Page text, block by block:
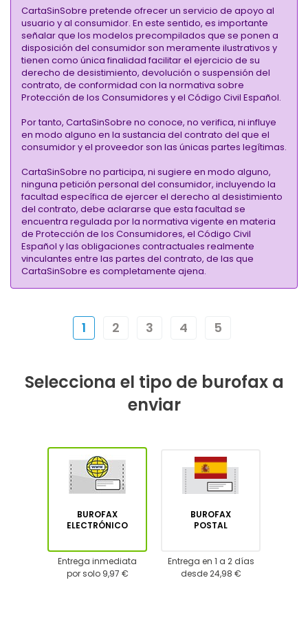
CartaSinSobre pretende ofrecer un servicio de apoyo al
usuario y al consumidor. En este sentido, es importante
señalar que los modelos precompilados que se ponen a
disposición del consumidor son meramente ilustrativos y
tienen como única finalidad facilitar el ejercicio de su
derecho de desistimiento, devolución o suspensión del
contrato, de conformidad con la normativa sobre
Protección de los Consumidores y el Código Civil Español.
Por tanto, CartaSinSobre no conoce, no verifica, ni influye
en modo alguno en la sustancia del contrato del que el
consumidor y el proveedor son las únicas partes legítimas.
CartaSinSobre no participa, ni sugiere en modo alguno,
ninguna petición personal del consumidor, incluyendo la
facultad específica de ejercer el derecho al desistimiento
del contrato, debe aclararse que esta facultad se
encuentra regulada por la normativa vigente en materia
de Protección de los Consumidores, el Código Civil
Español y las obligaciones contractuales realmente
vinculantes entre las partes del contrato, de las que
CartaSinSobre es completamente ajena.
1 2 3 4 5
Selecciona el tipo de burofax a
enviar
BUROFAX
ELECTRÓNICO
Entrega inmediata
por solo 9,97 €
BUROFAX
POSTAL
Entrega en 1 a 2 días
desde 24,98 €